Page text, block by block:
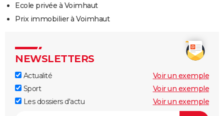
Ecole privée à Voimhaut
Prix immobilier à Voimhaut
NEWSLETTERS
Actualité
Voir un exemple
Sport
Voir un exemple
Les dossiers d'actu
Voir un exemple